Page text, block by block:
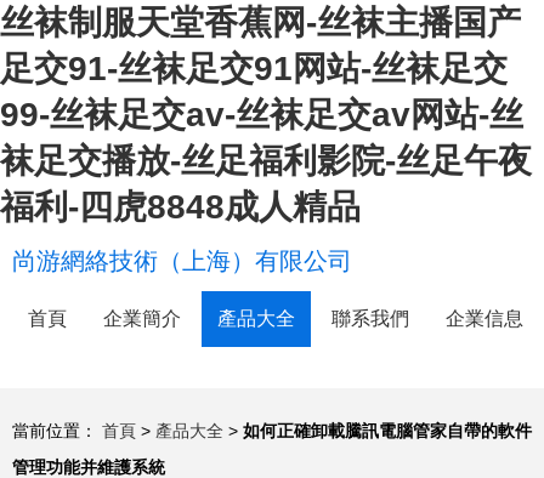
丝袜制服天堂香蕉网-丝袜主播国产
足交91-丝袜足交91网站-丝袜足交
99-丝袜足交av-丝袜足交av网站-丝
袜足交播放-丝足福利影院-丝足午夜
福利-四虎8848成人精品
尚游網絡技術（上海）有限公司
首頁 企業簡介 產品大全 聯系我們 企業信息
當前位置： 首頁 > 產品大全 > 如何正確卸載騰訊電腦管家自帶的軟件
管理功能并維護系統